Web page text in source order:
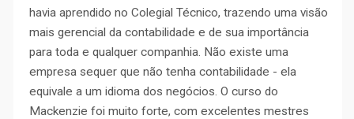
havia aprendido no Colegial Técnico, trazendo uma visão
mais gerencial da contabilidade e de sua importância
para toda e qualquer companhia. Não existe uma
empresa sequer que não tenha contabilidade - ela
equivale a um idioma dos negócios. O curso do
Mackenzie foi muito forte, com excelentes mestres